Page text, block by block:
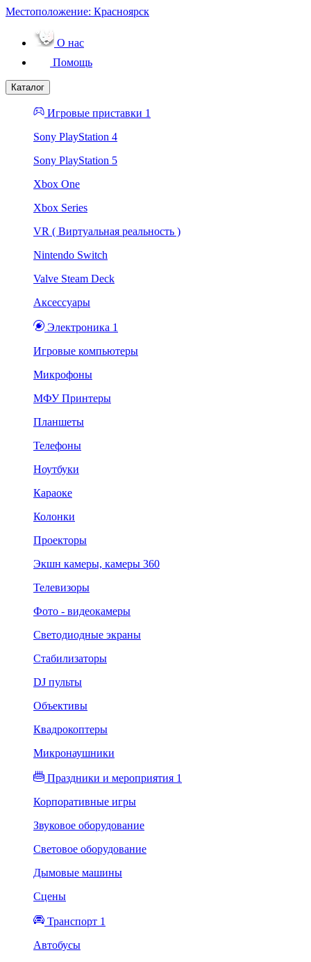
Местоположение: Красноярск
О нас
Помощь
Каталог
Игровые приставки 1
Sony PlayStation 4
Sony PlayStation 5
Xbox One
Xbox Series
VR ( Виртуальная реальность )
Nintendo Switch
Valve Steam Deck
Аксессуары
Электроника 1
Игровые компьютеры
Микрофоны
МФУ Принтеры
Планшеты
Телефоны
Ноутбуки
Караоке
Колонки
Проекторы
Экшн камеры, камеры 360
Телевизоры
Фото - видеокамеры
Светодиодные экраны
Стабилизаторы
DJ пульты
Объективы
Квадрокоптеры
Микронаушники
Праздники и мероприятия 1
Корпоративные игры
Звуковое оборудование
Световое оборудование
Дымовые машины
Сцены
Транспорт 1
Автобусы